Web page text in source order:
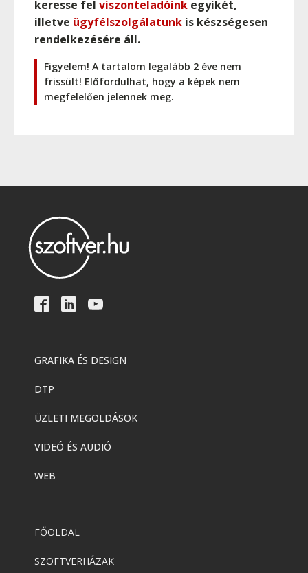
keresse fel viszonteladóink egyikét,
illetve ügyfélszolgálatunk is készségesen
rendelkezésére áll.
Figyelem! A tartalom legalább 2 éve nem
frissült! Előfordulhat, hogy a képek nem
megfelelően jelennek meg.
GRAFIKA ÉS DESIGN
DTP
ÜZLETI MEGOLDÁSOK
VIDEÓ ÉS AUDIÓ
WEB
FŐOLDAL
SZOFTVERHÁZAK